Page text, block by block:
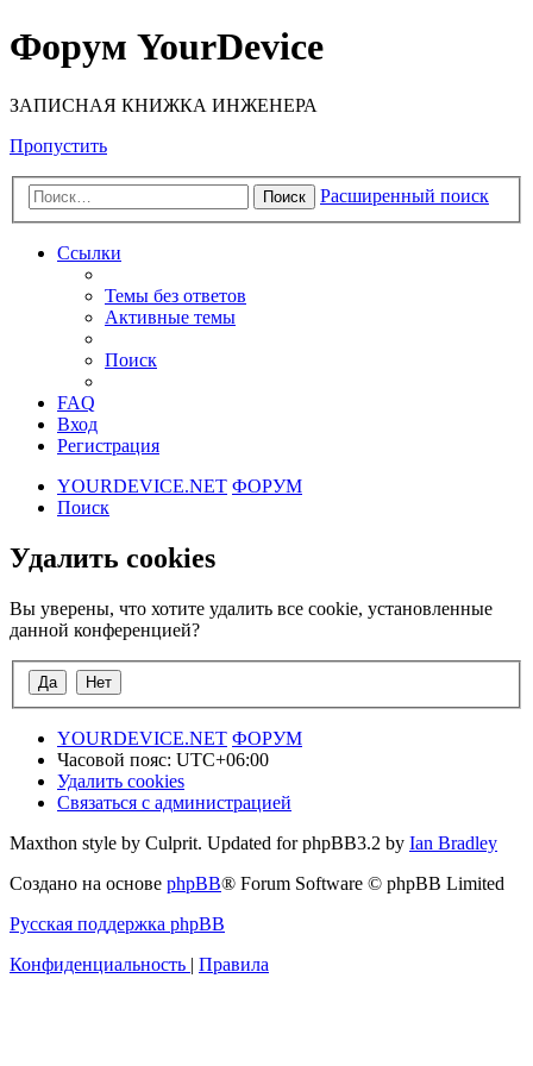
Форум YourDevice
ЗАПИСНАЯ КНИЖКА ИНЖЕНЕРА
Пропустить
Поиск Расширенный поиск
Ссылки
Темы без ответов
Активные темы
Поиск
FAQ
Вход
Регистрация
YOURDEVICE.NET ФОРУМ
Поиск
Удалить cookies
Вы уверены, что хотите удалить все cookie, установленные
данной конференцией?
YOURDEVICE.NET ФОРУМ
Часовой пояс: UTC+06:00
Удалить cookies
Связаться с администрацией
Maxthon style by Culprit. Updated for phpBB3.2 by Ian Bradley
Создано на основе phpBB® Forum Software © phpBB Limited
Русская поддержка phpBB
Конфиденциальность | Правила